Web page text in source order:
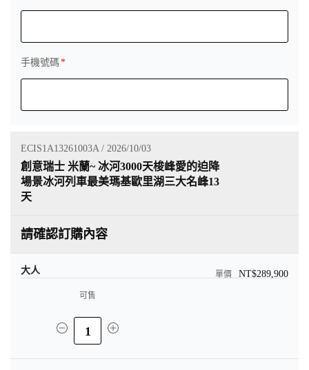
手機號碼
ECIS1A13261003A / 2026/10/03
創意瑞士 米蘭~ 冰河3000天梭峰愛的迫降
場景冰河列車最美瑪基歐里湖三大名峰13
天
請確認訂購內容
大人 NT$289,900
可售
1